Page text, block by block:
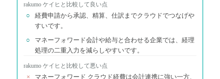
rakumo ケイヒ と比較して良い点
○
経費申請から承認、精算、仕訳までクラウドでつなげや
すいです。
○
マネーフォワード会計や給与と合わせる企業では、経理
処理の二重入力を減らしやすいです。
rakumo ケイヒ と比較して悪い点
×
マネーフォワード クラウド経費は会計連携に強い一方、